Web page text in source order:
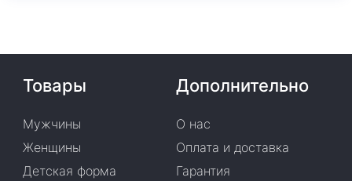
Товары
Мужчины
Женщины
Детская форма
Дополнительно
О нас
Оплата и доставка
Гарантия